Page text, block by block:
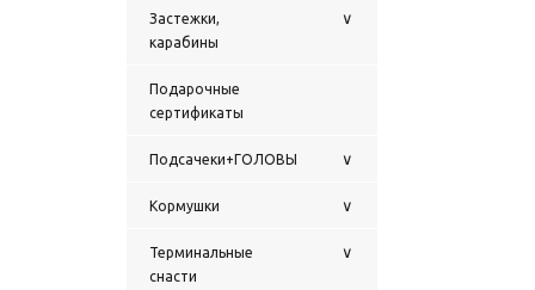
Застежки,
карабины
∨
Подарочные
сертификаты
Подсачеки+ГОЛОВЫ ∨
Кормушки ∨
Терминальные
снасти
∨